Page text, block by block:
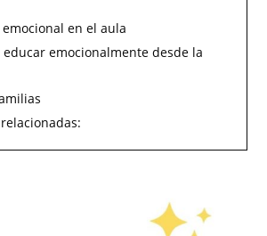
en el aula
educar emocionalmente desde la